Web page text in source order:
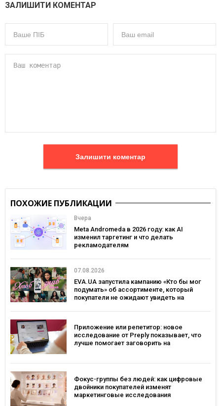
ЗАЛИШИТИ КОМЕНТАР
Залишити коментар
ПОХОЖИЕ ПУБЛИКАЦИИ
Вчера
Meta Andromeda в 2026 году: как AI
изменил таргетинг и что делать
рекламодателям
07.08.2026
EVA.UA запустила кампанию «Кто бы мог
подумать» об ассортименте, который
покупатели не ожидают увидеть на
Приложение или репетитор: новое
исследование от Preply показывает, что
лучше помогает заговорить на
Фокус-группы без людей: как цифровые
двойники покупателей изменят
маркетинговые исследования